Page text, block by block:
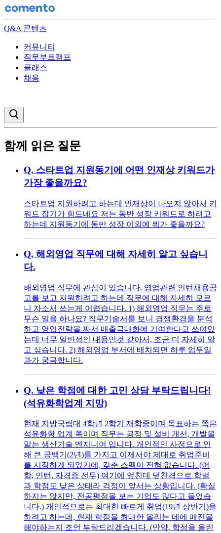
Q&A 콘텐츠
커뮤니티
직무부트캠프
클래스
채용
함께 읽은 질문
Q. 스타트업 지원동기에 어떤 인재상 키워드가
가장 좋을까요?
스타트업 지원하려고 하는데 인재상이 나오지 않아서 키
워드 잡기가 힘드네요 저는 동반 성장 키워드로 하려고
하는데 지원동기에 동반 성장 이외에 뭐가 좋을까요?
Q. 해외영업 직무에 대해 자세히 알고 싶습니
다.
해외영업 직무에 관심이 있습니다. 영업관련 인턴채용공
고를 보고 지원하려고 하는데 직무에 대해 자세히 모르
니 자소서 쓰는게 어렵습니다. 1) 해외영업 직무는 주로
무슨 일을 하나요? 직무기술서를 보니 경쟁환경을 분석
하고 영업전략을 짜서 매출극대화에 기여한다고 쓰여있
는데 너무 일반적인 내용인것 같아서, 조금 더 자세히 알
고 싶습니다. 2) 해외영업 부서에 배치되면 하루 업무일
과가 궁금합니다.
Q. 낮은 학점에 대한 고민 상담 부탁드립니다!
(석유화학업계 지망)
현재 지방국립대 4학년 2학기 재학중이며 목표하는 쪽은
석유화학 업계 쪽이며 직무는 공정 및 설비 개선, 개발을
맡는 생산기술 엔지니어 입니다. 개인적인 사정으로 인
해 큰 공백기(2년)를 가지고 이제서야 제대로 취업준비
를 시작하게 되었기에, 갖춘 스펙이 전혀 없습니다. (어
학, 인턴, 자격증 전무) 여기에 엎친데 덮친격으로 학벌
과 학점도 낮은 상태라 걱정이 앞서는 상황입니다. (확실
하지는 않지만, 전공평점을 보는 기업도 많다고 들었습
니다.) 개인적으로는 최대한 빠르게 취업(19년 상반기)을
하려고 하는데, 현재 학점을 최대한 올리는 데에 매진을
해야하는지 조언 부탁드리겠습니다. (만약, 학점을 올린